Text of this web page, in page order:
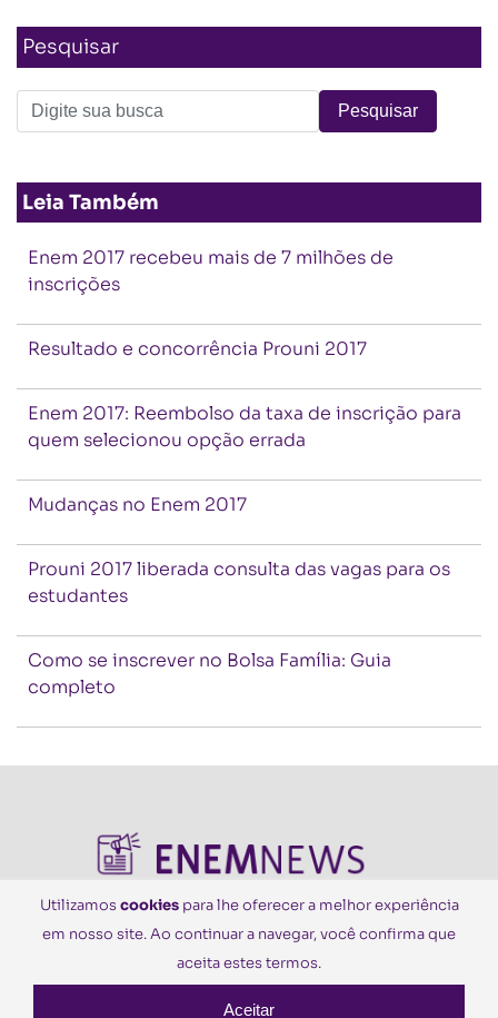
Pesquisar
Leia Também
Enem 2017 recebeu mais de 7 milhões de
inscrições
Resultado e concorrência Prouni 2017
Enem 2017: Reembolso da taxa de inscrição para
quem selecionou opção errada
Mudanças no Enem 2017
Prouni 2017 liberada consulta das vagas para os
estudantes
Como se inscrever no Bolsa Família: Guia
completo
© Todos os Direitos Reservados
Utilizamoscookiespara lhe oferecer a melhor experiência
em nosso site. Ao continuar a navegar, você confirma que
aceita estes termos.
Aceitar